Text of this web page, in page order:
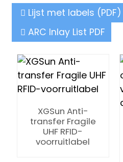
Lijst met labels (PDF)
ARC Inlay List PDF
XGSun Anti-
transfer Fragile
UHF RFID-
voorruitlabel